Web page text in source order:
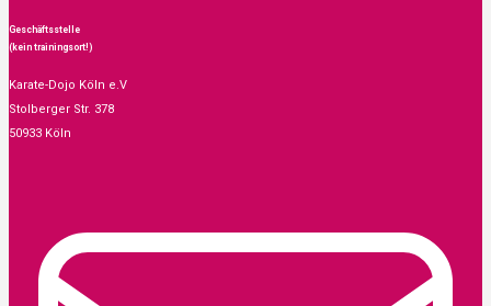
Geschäftsstelle
(kein trainingsort!)
Karate-Dojo Köln e.V
Stolberger Str. 378
50933 Köln